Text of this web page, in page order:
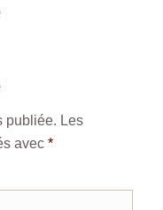
publiée. Les
avec *